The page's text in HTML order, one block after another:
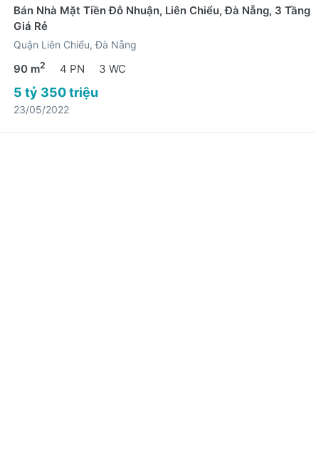
Bán Nhà Mặt Tiền Đỗ Nhuận, Liên Chiểu, Đà Nẵng, 3 Tầng
Giá Rẻ
Quận Liên Chiểu, Đà Nẵng
90 m2 4 PN 3 WC
5 tỷ 350 triệu
23/05/2022